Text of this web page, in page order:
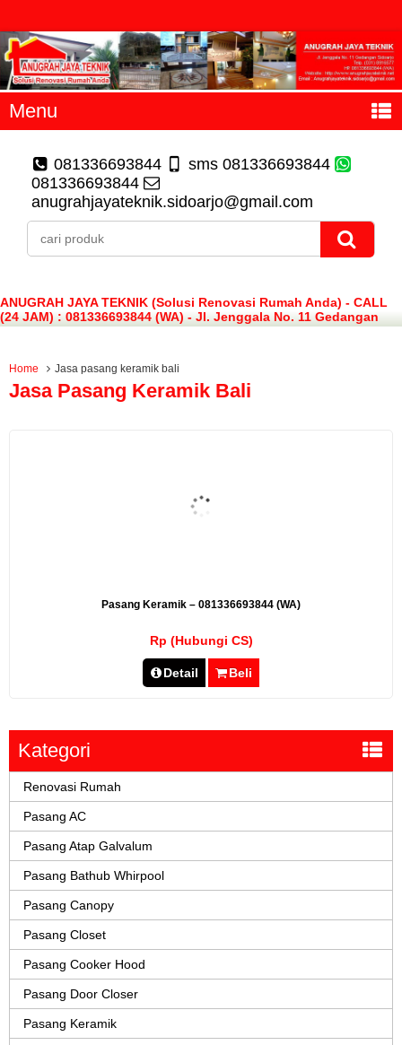
Menu
081336693844
sms 081336693844
081336693844
anugrahjayateknik.sidoarjo@gmail.com
ANUGRAH JAYA TEKNIK (Solusi Renovasi Rumah Anda) - CALL
(24 JAM) : 081336693844 (WA) - Jl. Jenggala No. 11 Gedangan
Sidoarjo
Home Jasa pasang keramik bali
Jasa Pasang Keramik Bali
Pasang Keramik – 081336693844 (WA)
Rp (Hubungi CS)
Detail Beli
Kategori
Renovasi Rumah
Pasang AC
Pasang Atap Galvalum
Pasang Bathub Whirpool
Pasang Canopy
Pasang Closet
Pasang Cooker Hood
Pasang Door Closer
Pasang Keramik